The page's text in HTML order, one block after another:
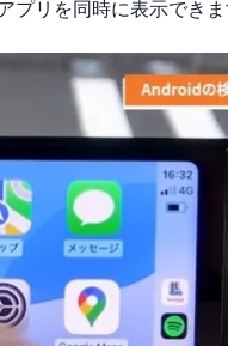
リを同時に表示できま